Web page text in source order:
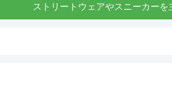
ストリートウェアやスニーカー